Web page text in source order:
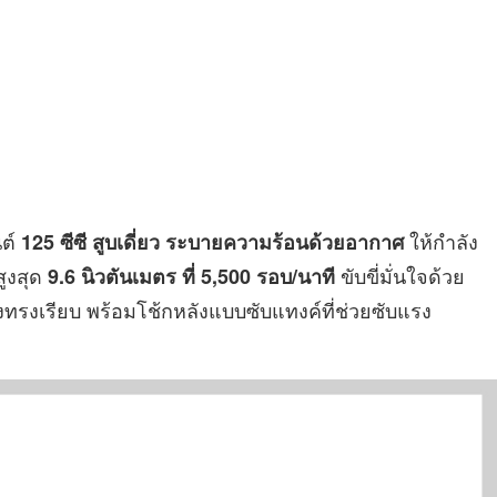
125 ซีซี สูบเดี่ยว ระบายความร้อนด้วยอากาศให้กำลัง
สุด 9.6 นิวตันเมตร ที่ 5,500 รอบ/นาที ขับขี่มั่นใจด้วย
รงเรียบ พร้อมโช้กหลังแบบซับแทงค์ที่ช่วยซับแรง